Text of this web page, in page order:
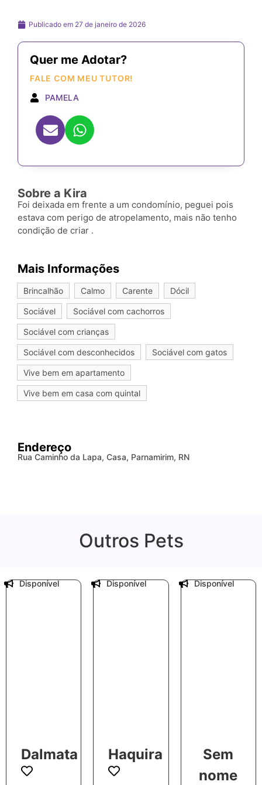
Publicado em 27 de janeiro de 2026
Quer me Adotar?
FALE COM MEU TUTOR!
PAMELA
Sobre a Kira
Foi deixada em frente a um condomínio, peguei pois
estava com perigo de atropelamento, mais não tenho
condição de criar .
Mais Informações
Brincalhão Calmo Carente Dócil
Sociável Sociável com cachorros
Sociável com crianças
Sociável com desconhecidos Sociável com gatos
Vive bem em apartamento
Vive bem em casa com quintal
Endereço
Rua Caminho da Lapa, Casa, Parnamirim, RN
Outros Pets
Dalmata
Disponível
Haquira
Disponível
Sem
nome
Disponível